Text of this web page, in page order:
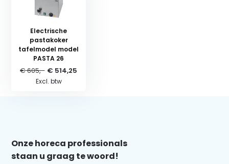
Electrische
pastakoker
tafelmodel model
PASTA 26
€ 605,- € 514,25
Excl. btw
Onze horeca professionals
staan u graag te woord!